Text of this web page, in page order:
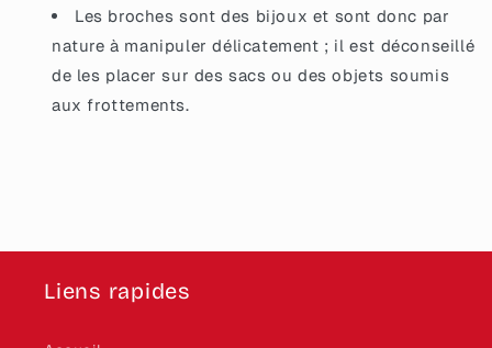
Les broches sont des bijoux et sont donc par
nature à manipuler délicatement ; il est déconseillé
de les placer sur des sacs ou des objets soumis
aux frottements.
Liens rapides